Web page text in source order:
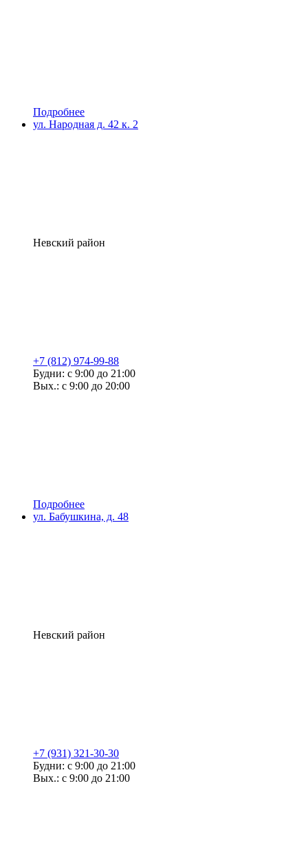
Подробнее
ул. Народная д. 42 к. 2
Невский район
+7 (812) 974-99-88
Будни: с 9:00 до 21:00
Вых.: с 9:00 до 20:00
Подробнее
ул. Бабушкина, д. 48
Невский район
+7 (931) 321-30-30
Будни: с 9:00 до 21:00
Вых.: с 9:00 до 21:00